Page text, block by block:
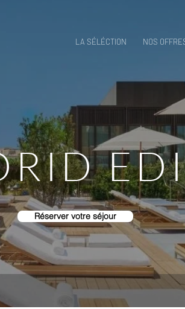
LA SÉLÉCTION NOS
Réserver votre séjour